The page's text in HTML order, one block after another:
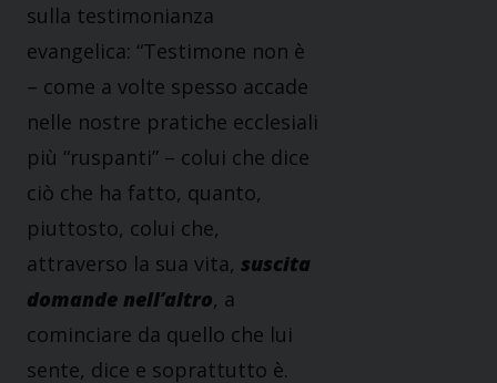
sulla testimonianza
evangelica: “Testimone non è
– come a volte spesso accade
nelle nostre pratiche ecclesiali
più “ruspanti” – colui che dice
ciò che ha fatto, quanto,
piuttosto, colui che,
attraverso la sua vita, suscita
domande nell’altro, a
cominciare da quello che lui
sente, dice e soprattutto è.